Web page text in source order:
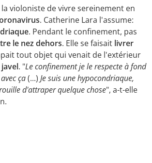
violoniste de vivre sereinement en
. Catherine Lara l'assume:
. Pendant le confinement, pas
le nez dehors. Elle se faisait livrer
tout objet qui venait de l'extérieur
. "Le confinement je le respecte à fond
ça(...) Je suis une hypocondriaque,
d'attraper quelque chose", a-t-elle